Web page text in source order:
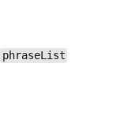
phraseList